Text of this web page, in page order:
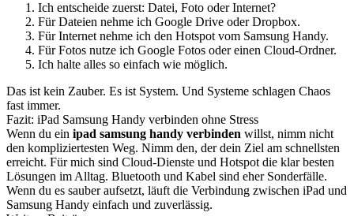
Ich entscheide zuerst: Datei, Foto oder Internet?
Für Dateien nehme ich Google Drive oder Dropbox.
Für Internet nehme ich den Hotspot vom Samsung Handy.
Für Fotos nutze ich Google Fotos oder einen Cloud-Ordner.
Ich halte alles so einfach wie möglich.
Das ist kein Zauber. Es ist System. Und Systeme schlagen Chaos
fast immer.
Fazit: iPad Samsung Handy verbinden ohne Stress
Wenn du ein ipad samsung handy verbinden willst, nimm nicht
den kompliziertesten Weg. Nimm den, der dein Ziel am schnellsten
erreicht. Für mich sind Cloud-Dienste und Hotspot die klar besten
Lösungen im Alltag. Bluetooth und Kabel sind eher Sonderfälle.
Wenn du es sauber aufsetzt, läuft die Verbindung zwischen iPad und
Samsung Handy einfach und zuverlässig.